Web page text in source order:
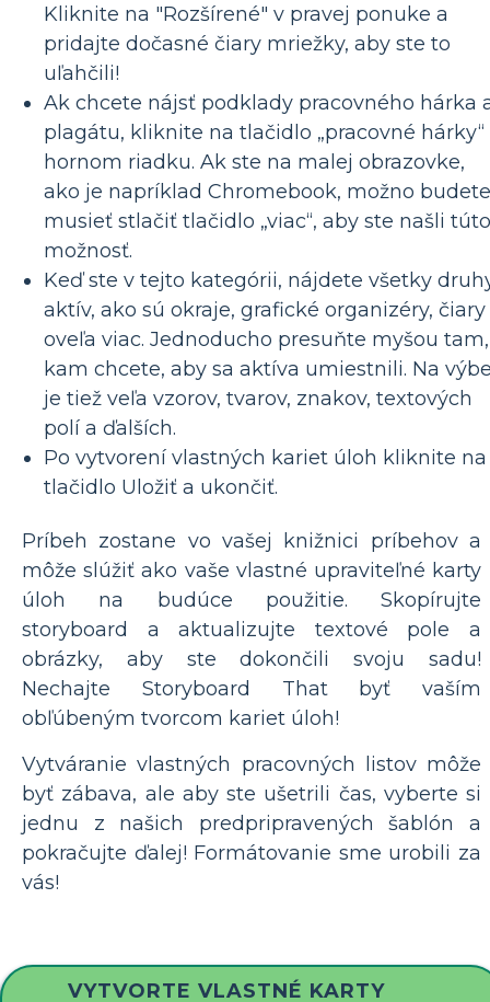
Kliknite na "Rozšírené" v pravej ponuke a
pridajte dočasné čiary mriežky, aby ste to
uľahčili!
Ak chcete nájsť podklady pracovného hárka
plagátu, kliknite na tlačidlo „pracovné hárky“
hornom riadku. Ak ste na malej obrazovke,
ako je napríklad Chromebook, možno budete
musieť stlačiť tlačidlo „viac“, aby ste našli túto
možnosť.
Keď ste v tejto kategórii, nájdete všetky
aktív, ako sú okraje, grafické organizéry, čiary
oveľa viac. Jednoducho presuňte myšou tam,
kam chcete, aby sa aktíva umiestnili. Na
je tiež veľa vzorov, tvarov, znakov, textových
polí a ďalších.
Po vytvorení vlastných kariet úloh kliknite na
tlačidlo Uložiť a ukončiť.
Príbeh zostane vo vašej knižnici príbehov a
môže slúžiť ako vaše vlastné upraviteľné karty
úloh na budúce použitie. Skopírujte
storyboard a aktualizujte textové pole a
obrázky, aby ste dokončili svoju sadu!
Nechajte Storyboard That byť vaším
obľúbeným tvorcom kariet úloh!
Vytváranie vlastných pracovných listov môže
byť zábava, ale aby ste ušetrili čas, vyberte si
jednu z našich predpripravených šablón a
pokračujte ďalej! Formátovanie sme urobili za
vás!
VYTVORTE VLASTNÉ KARTY